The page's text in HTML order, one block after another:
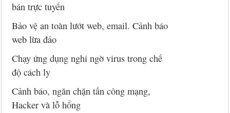
bán trực tuyến
Bảo vệ an toàn lướt web, email. Cảnh báo
web lừa đảo
Chạy ứng dụng nghi ngờ virus trong chế
độ cách ly
Cảnh báo, ngăn chặn tấn công mạng,
Hacker và lỗ hổng